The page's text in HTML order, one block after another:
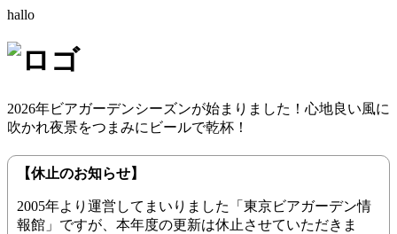
hallo
2026年ビアガーデンシーズンが始まりました！心地良い風に
吹かれ夜景をつまみにビールで乾杯！
【休止のお知らせ】
2005年より運営してまいりました「東京ビアガーデン情
報館」ですが、本年度の更新は休止させていただきま